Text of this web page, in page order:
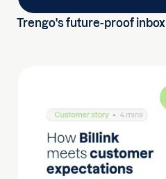
Trengo's future-proof inbox